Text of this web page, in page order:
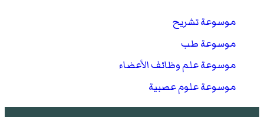
موسوعة تشريح
موسوعة طب
موسوعة علم وظائف الأعضاء
موسوعة علوم عصبية